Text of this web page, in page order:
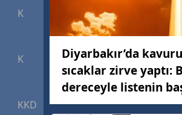
K 6.98 km/h
K 7.35 km/h
KKD 9.3 km/h
Diyarbakır’da
sıcaklar zirve yaptı:
dereceyle listenin